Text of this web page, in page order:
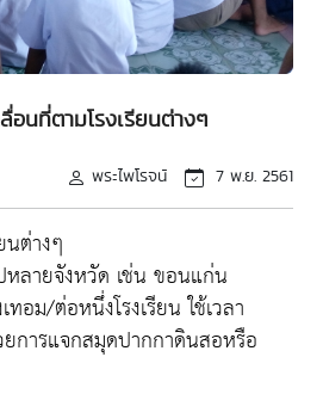
นที่ตามโรงเรียนต่างๆ
พระไพโรจน์ 7 พ.ย. 2561
ต่างๆ
หลายจังหวัด เช่น ขอนแก่น
ม/ต่อหนึ่งโรงเรียน ใช้เวลา
การแจกสมุดปากกาดินสอหรือ